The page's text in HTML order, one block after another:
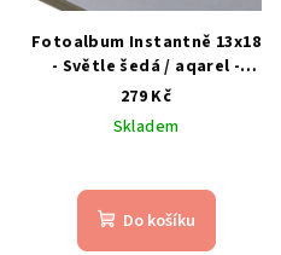
Fotoalbum Instantně 13x18
- Světle šedá / aqarel -
LIMITOVANÁ EDICE
279 Kč
Skladem
Do košíku